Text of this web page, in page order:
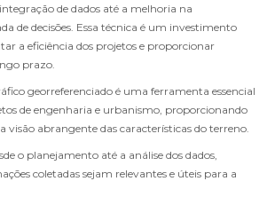
de dados até a melhoria na
de decisões. Essa técnica é um investimento
a eficiência dos projetos e proporcionar
prazo.
georreferenciado é uma ferramenta essencial
de engenharia e urbanismo, proporcionando
visão abrangente das características do terreno.
o planejamento até a análise dos dados,
coletadas sejam relevantes e úteis para a